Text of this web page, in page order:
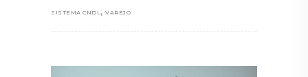
SISTEMA CNDL , VAREJO